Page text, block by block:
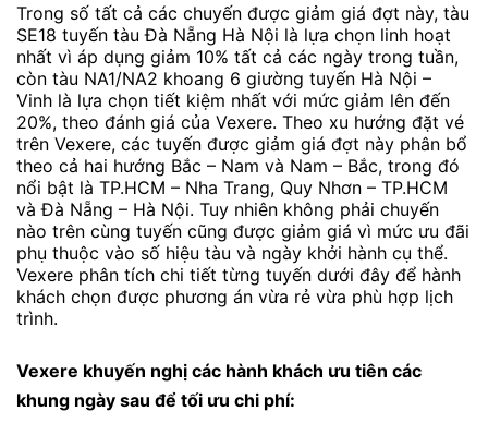
Trong số tất cả các chuyến được giảm giá đợt này, tàu
SE18 tuyến tàu Đà Nẵng Hà Nội là lựa chọn linh hoạt
nhất vì áp dụng giảm 10% tất cả các ngày trong tuần,
còn tàu NA1/NA2 khoang 6 giường tuyến Hà Nội –
Vinh là lựa chọn tiết kiệm nhất với mức giảm lên đến
20%, theo đánh giá của Vexere. Theo xu hướng đặt vé
trên Vexere, các tuyến được giảm giá đợt này phân bổ
theo cả hai hướng Bắc – Nam và Nam – Bắc, trong đó
nổi bật là TP.HCM – Nha Trang, Quy Nhơn – TP.HCM
và Đà Nẵng – Hà Nội. Tuy nhiên không phải chuyến
nào trên cùng tuyến cũng được giảm giá vì mức ưu đãi
phụ thuộc vào số hiệu tàu và ngày khởi hành cụ thể.
Vexere phân tích chi tiết từng tuyến dưới đây để hành
khách chọn được phương án vừa rẻ vừa phù hợp lịch
trình.
Vexere khuyến nghị các hành khách ưu tiên các
khung ngày sau để tối ưu chi phí: